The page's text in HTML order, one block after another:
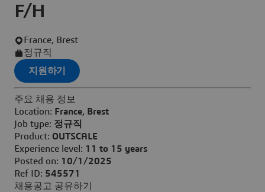
F/H
France, Brest
정규직
지원하기
주요 채용 정보
Location: France, Brest
Job type: 정규직
Product: OUTSCALE
Experience level: 11 to 15 years
Posted on: 10/1/2025
Ref ID: 545571
채용공고 공유하기